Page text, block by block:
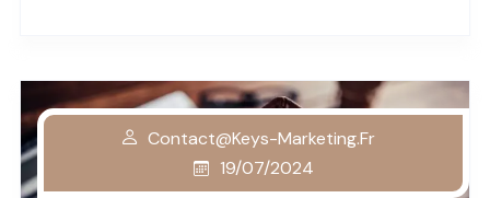
Contact@keys-Marketing.fr
19/07/2024